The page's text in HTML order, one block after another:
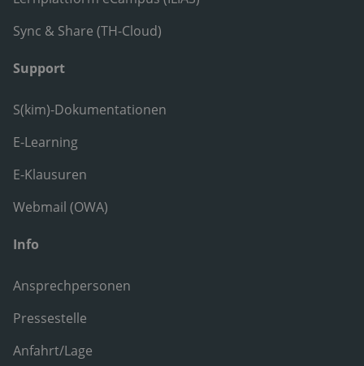
Sync & Share (TH-Cloud)
Support
S(kim)-Dokumentationen
E-Learning
E-Klausuren
Webmail (OWA)
Info
Ansprechpersonen
Pressestelle
Anfahrt/Lage